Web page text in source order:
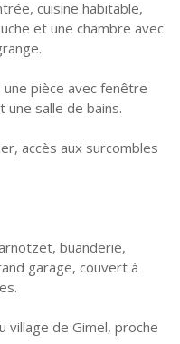
cuisine habitable,
et une chambre avec
pièce avec fenêtre
salle de bains.
accès aux surcombles
buanderie,
garage, couvert à
village de Gimel, proche